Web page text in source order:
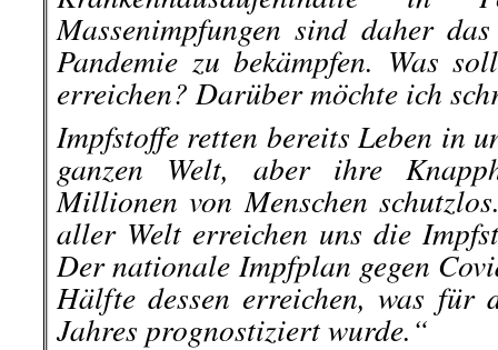
Massenimpfungen sind daher
Pandemie zu bekämpfen. Was
erreichen? Darüber möchte ich
Impfstoffe retten bereits Leben in
ganzen Welt, aber ihre
Millionen von Menschen
aller Welt erreichen uns die
Der nationale Impfplan gegen
Hälfte dessen erreichen, was für
Jahres prognostiziert wurde.“